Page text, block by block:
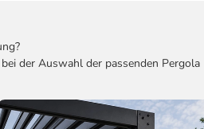
der Auswahl der passenden Pergola